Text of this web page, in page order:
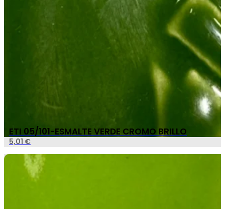
ETI 05/101-ESMALTE VERDE CROMO BRILLO
5,01 €